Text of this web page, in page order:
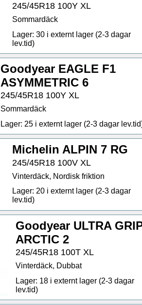
245/45R18 100Y XL
Sommardäck
Lager: 30 i externt lager (2-3 dagar
lev.tid)
Goodyear EAGLE F1
ASYMMETRIC 6
245/45R18 100Y XL
Sommardäck
Lager: 25 i externt lager (2-3 dagar
Michelin ALPIN 7 RG
245/45R18 100V XL
Vinterdäck, Nordisk friktion
Lager: 20 i externt lager (2-3 dagar
lev.tid)
Goodyear ULTRA
ARCTIC 2
245/45R18 100T XL
Vinterdäck, Dubbat
Lager: 18 i externt lager (2-3 dagar
lev.tid)